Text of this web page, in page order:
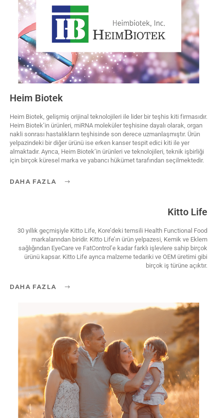
Heim Biotek
Heim Biotek, gelişmiş orijinal teknolojileri ile lider bir teşhis kiti firmasıdır.
Heim Biotek’in ürünleri, miRNA moleküler teşhisine dayalı olarak, organ
nakli sonrası hastalıkların teşhisinde son derece uzmanlaşmıştır. Ürün
yelpazindeki bir diğer ürünü ise erken kanser tespit edici kiti ile yer
almaktadır. Ayrıca, Heim Biotek’in ürünleri ve teknolojileri, teknik işbirliği
için birçok küresel marka ve yabancı hükümet tarafından seçilmektedir.
DAHA FAZLA
Kitto Life
30 yıllık geçmişiyle Kitto Life, Kore’deki temsili Health Functional Food
markalarından biridir. Kitto Life’ın ürün yelpazesi, Kemik ve Eklem
sağlığından EyeCare ve FatControl’e kadar farklı işlevlere sahip birçok
ürünü kapsar. Kitto Life ayrıca malzeme tedariki ve OEM üretimi gibi
birçok iş türüne açıktır.
DAHA FAZLA